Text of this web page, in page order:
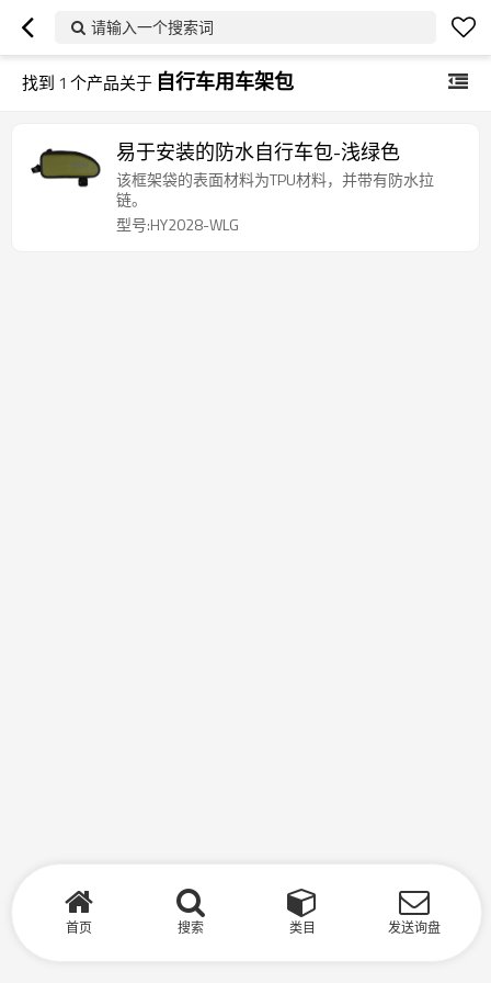
请输入一个搜索词
找到 1 个产品关于 自行车用车架包
易于安装的防水自行车包-浅绿色
该框架袋的表面材料为TPU材料，并带有防水拉
链。
型号:HY2028-WLG
首页 搜索 类目 发送询盘